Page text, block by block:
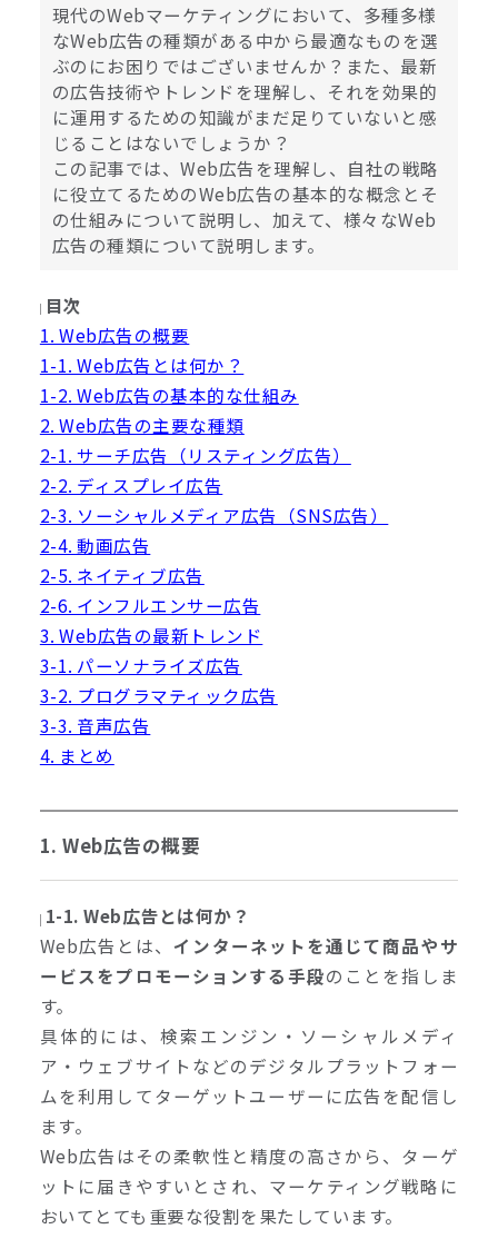
現代のWebマーケティングにおいて、多種多様
なWeb広告の種類がある中から最適なものを選
ぶのにお困りではございませんか？また、最新
の広告技術やトレンドを理解し、それを効果的
に運用するための知識がまだ足りていないと感
じることはないでしょうか？
この記事では、Web広告を理解し、自社の戦略
に役立てるためのWeb広告の基本的な概念とそ
の仕組みについて説明し、加えて、様々なWeb
広告の種類について説明します。
目次
1. Web広告の概要
1-1. Web広告とは何か？
1-2. Web広告の基本的な仕組み
2. Web広告の主要な種類
2-1. サーチ広告（リスティング広告）
2-2. ディスプレイ広告
2-3. ソーシャルメディア広告（SNS広告）
2-4. 動画広告
2-5. ネイティブ広告
2-6. インフルエンサー広告
3. Web広告の最新トレンド
3-1. パーソナライズ広告
3-2. プログラマティック広告
3-3. 音声広告
4. まとめ
1. Web広告の概要
1-1. Web広告とは何か？
Web広告とは、インターネットを通じて商品やサ
ービスをプロモーションする手段のことを指しま
す。
具体的には、検索エンジン・ソーシャルメディ
ア・ウェブサイトなどのデジタルプラットフォー
ムを利用してターゲットユーザーに広告を配信し
ます。
Web広告はその柔軟性と精度の高さから、ターゲ
ットに届きやすいとされ、マーケティング戦略に
おいてとても重要な役割を果たしています。